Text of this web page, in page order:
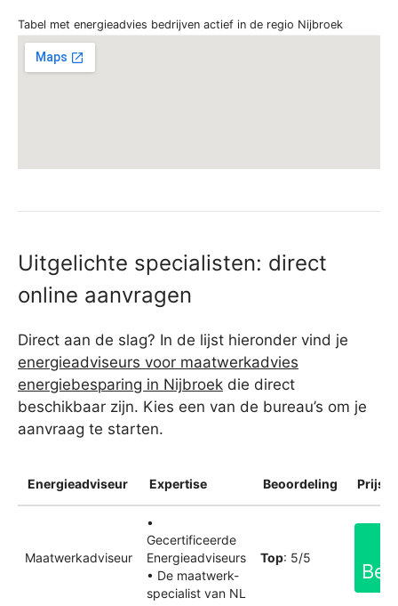
Tabel met energieadvies bedrijven actief in de regio Nijbroek
Uitgelichte specialisten: direct
online aanvragen
Direct aan de slag? In de lijst hieronder vind je
energieadviseurs voor maatwerkadvies
energiebesparing in Nijbroek die direct
beschikbaar zijn. Kies een van de bureau’s om je
aanvraag te starten.
Energieadviseur Expertise Beoordeling
Maatwerkadviseur
•
Gecertificeerde
Energieadviseurs
• De maatwerk-
specialist van NL
Top: 5/5